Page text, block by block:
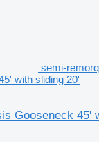
semi-
with sliding 20'
Gooseneck 45'